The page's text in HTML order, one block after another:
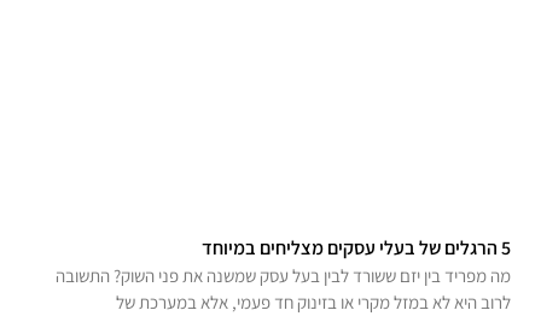
5 הרגלים של בעלי עסקים מצליחים במיוחד
מה מפריד בין יזם ששורד לבין בעל עסק שמשנה את פני השוק? התשובה
לרוב היא לא במזל מקרי או בזינוק חד פעמי, אלא במערכת של